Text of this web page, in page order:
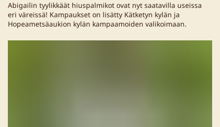
Abigailin tyylikkäät hiuspalmikot ovat nyt saatavilla useissa
eri väreissä! Kampaukset on lisätty Kätketyn kylän ja
Hopeametsäaukion kylän kampaamoiden valikoimaan.